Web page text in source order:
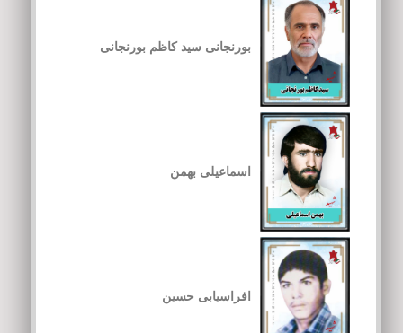
بورنجانی سید کاظم بورنجانی
اسماعیلی بهمن
افراسیابی حسین